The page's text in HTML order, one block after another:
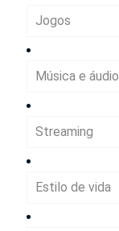
Jogos
Música e áudio
Streaming
Estilo de vida